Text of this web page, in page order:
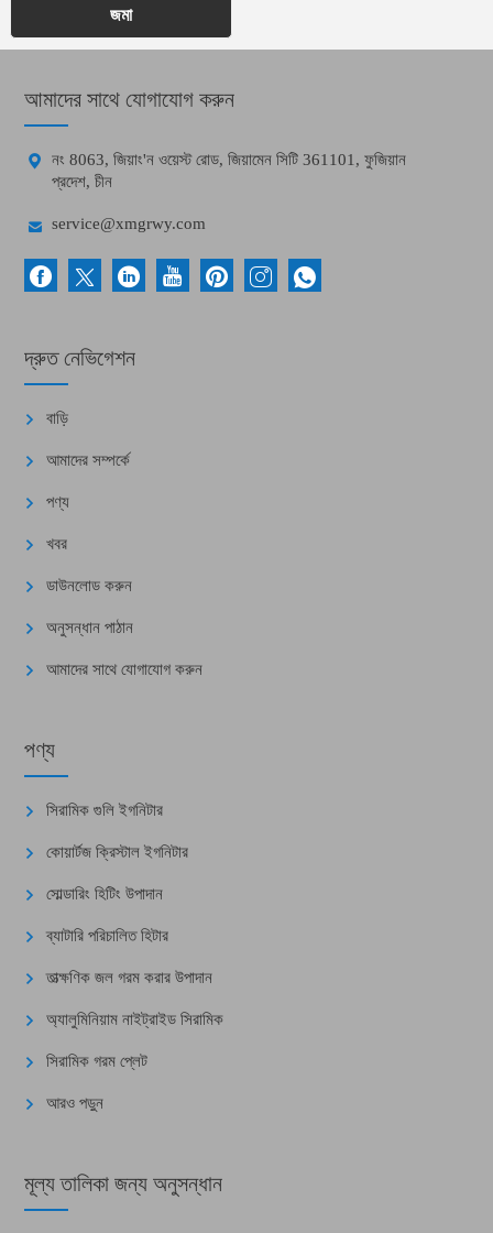
জমা
আমাদের সাথে যোগাযোগ করুন

নং 8063, জিয়াং'ন ওয়েস্ট রোড, জিয়ামেন সিটি 361101, ফুজিয়ান
প্রদেশ, চীন
 service@xmgrwy.com
দ্রুত নেভিগেশন
বাড়ি
আমাদের সম্পর্কে
পণ্য
খবর
ডাউনলোড করুন
অনুসন্ধান পাঠান
আমাদের সাথে যোগাযোগ করুন
পণ্য
সিরামিক গুলি ইগনিটার
কোয়ার্টজ ক্রিস্টাল ইগনিটার
সোল্ডারিং হিটিং উপাদান
ব্যাটারি পরিচালিত হিটার
তাত্ক্ষণিক জল গরম করার উপাদান
অ্যালুমিনিয়াম নাইট্রাইড সিরামিক
সিরামিক গরম প্লেট
আরও পড়ুন
মূল্য তালিকা জন্য অনুসন্ধান